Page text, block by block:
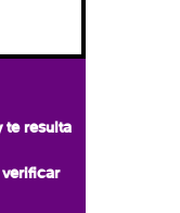
te resulta